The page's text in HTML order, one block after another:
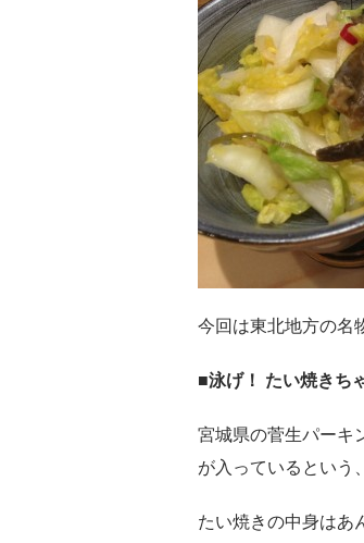
今回は東北地方の名
■泳げ！ たい焼きち
宮城県の菅生パーキ
が入っているという
たい焼きの中身はあ